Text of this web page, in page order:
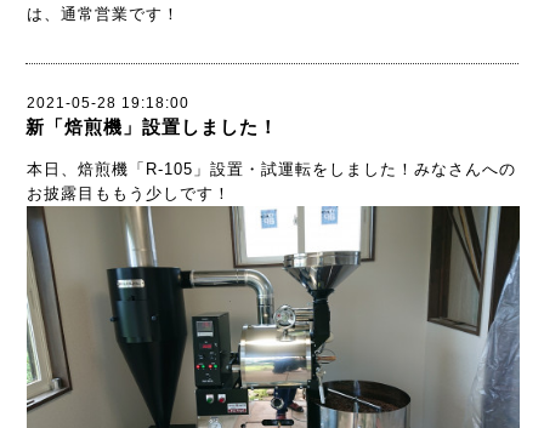
は、通常営業です！
2021-05-28 19:18:00
新「焙煎機」設置しました！
本日、焙煎機「R-105」設置・試運転をしました！みなさんへの
お披露目ももう少しです！